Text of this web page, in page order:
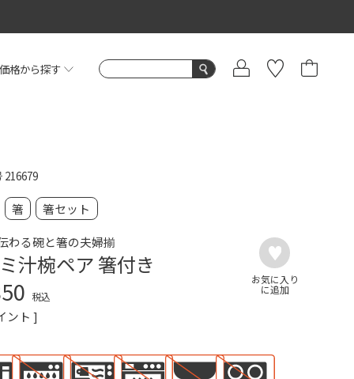
価格から探す
216679
箸 箸セット
わる碗と箸の夫婦揃
汁椀ペア 箸付き
税込
ント ]